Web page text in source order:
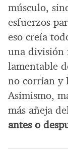
músculo,
esfuerzos
eso creía
una división
lamentable
no corrían y
Asimismo,
más añeja
antes o